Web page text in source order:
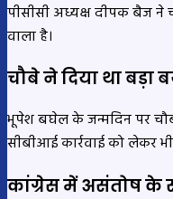
पीसीसी अध्यक्ष दीपक बैज ने
वाला है।
चौबे ने दिया था बड़ा
भूपेश बघेल के जन्मदिन पर
सीबीआई कार्रवाई को लेकर
कांग्रेस में असंतोष